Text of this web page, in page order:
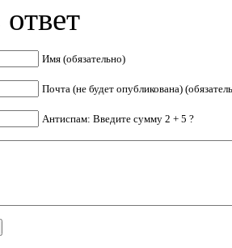
Имя (обязательно)
Почта (не будет опубликована)
Антиспам: Введите сумму 2 + 5 ?